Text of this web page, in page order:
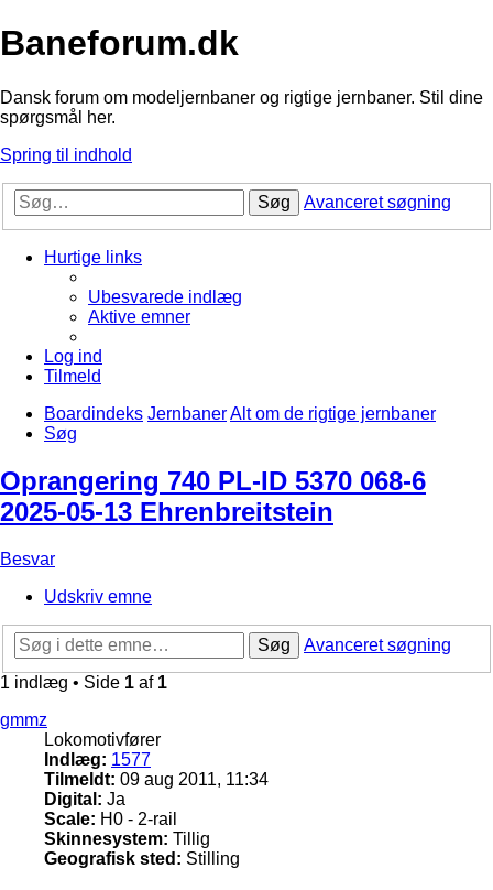
Baneforum.dk
Dansk forum om modeljernbaner og rigtige jernbaner. Stil dine
spørgsmål her.
Spring til indhold
Søg Avanceret søgning
Hurtige links
Ubesvarede indlæg
Aktive emner
Log ind
Tilmeld
Boardindeks JernbanerAlt om de rigtige jernbaner
Søg
Oprangering 740 PL-ID 5370 068-6
2025-05-13 Ehrenbreitstein
Besvar
Udskriv emne
Søg
Avanceret søgning
1 indlæg • Side 1 af 1
gmmz
Lokomotivfører
Indlæg: 1577
Tilmeldt: 09 aug 2011, 11:34
Digital: Ja
Scale: H0 - 2-rail
Skinnesystem: Tillig
Geografisk sted: Stilling